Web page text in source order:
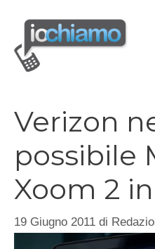
contenuto
Verizon
possibile
Xoom 2
19 Giugno 2011 di